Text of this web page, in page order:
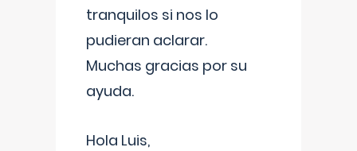
tranquilos si nos lo
pudieran aclarar.
Muchas gracias por su
ayuda.
Hola Luis,